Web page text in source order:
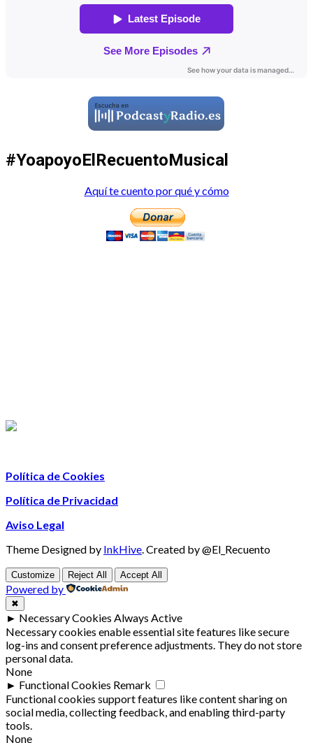
#YoapoyoElRecuentoMusical
Aquí te cuento por qué y cómo
Política de Cookies
Política de Privacidad
Aviso Legal
Theme Designed by InkHive Created by @El_Recuento
Customize Reject All Accept All
Powered by
✖
► Necessary Cookies Always Active
Necessary cookies enable essential site features like secure
log-ins and consent preference adjustments. They do not store
personal data.
None
► Functional Cookies Remark
Functional cookies support features like content sharing on
social media, collecting feedback, and enabling third-party
tools.
None